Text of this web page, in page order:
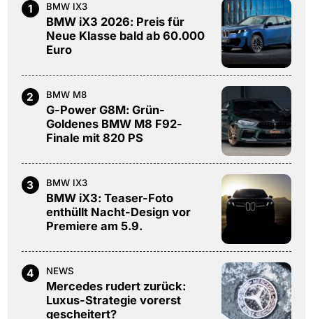
1 BMW IX3
BMW iX3 2026: Preis für
Neue Klasse bald ab 60.000
Euro
2 BMW M8
G-Power G8M: Grün-
Goldenes BMW M8 F92-
Finale mit 820 PS
3 BMW IX3
BMW iX3: Teaser-Foto
enthüllt Nacht-Design vor
Premiere am 5.9.
4 NEWS
Mercedes rudert zurück:
Luxus-Strategie vorerst
gescheitert?